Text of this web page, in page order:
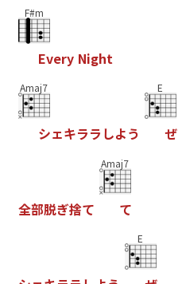
F#m
Every Night
Amaj7
シェキララ しよう
E
ぜ
全部脱ぎ捨て
Amaj7
て
E